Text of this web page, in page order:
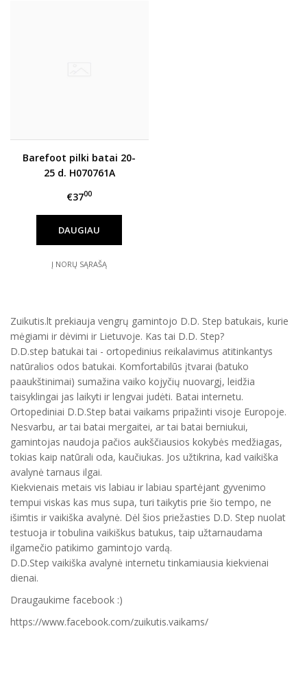
Barefoot pilki batai 20-
25 d. H070761A
€3700
DAUGIAU
Į NORŲ SĄRAŠĄ
Zuikutis.lt prekiauja vengrų gamintojo D.D. Step batukais, kurie
mėgiami ir dėvimi ir Lietuvoje. Kas tai D.D. Step?
D.D.step batukai tai - ortopedinius reikalavimus atitinkantys
natūralios odos batukai. Komfortabilūs įtvarai (batuko
paaukštinimai) sumažina vaiko kojyčių nuovargį, leidžia
taisyklingai jas laikyti ir lengvai judėti. Batai internetu.
Ortopediniai D.D.Step batai vaikams pripažinti visoje Europoje.
Nesvarbu, ar tai batai mergaitei, ar tai batai berniukui,
gamintojas naudoja pačios aukščiausios kokybės medžiagas,
tokias kaip natūrali oda, kaučiukas. Jos užtikrina, kad vaikiška
avalynė tarnaus ilgai.
Kiekvienais metais vis labiau ir labiau spartėjant gyvenimo
tempui viskas kas mus supa, turi taikytis prie šio tempo, ne
išimtis ir vaikiška avalynė. Dėl šios priežasties D.D. Step nuolat
testuoja ir tobulina vaikiškus batukus, taip užtarnaudama
ilgamečio patikimo gamintojo vardą.
D.D.Step vaikiška avalynė internetu tinkamiausia kiekvienai
dienai.
Draugaukime facebook :)
https://www.facebook.com/zuikutis.vaikams/